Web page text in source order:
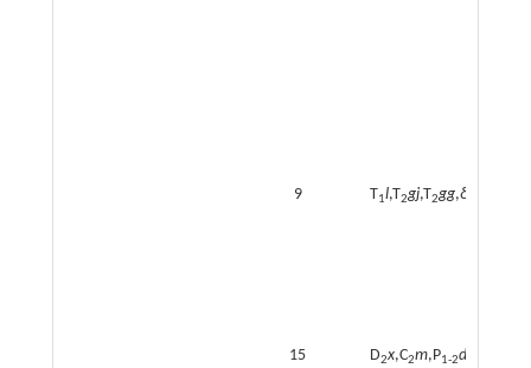
9 T1l,T2gj,T2gg,δo
15 D2x,C2m,P1-2dg